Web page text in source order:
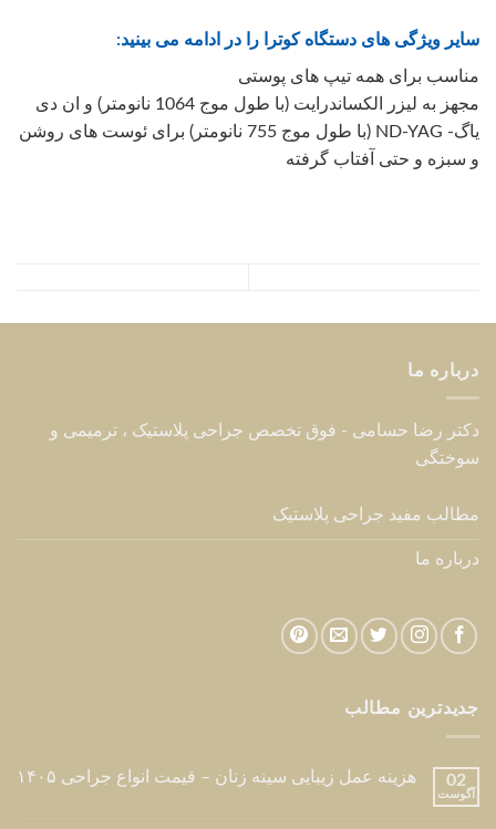
سایر ویژگی های دستگاه کوترا را در ادامه می بینید:
مناسب برای همه تیپ های پوستی
مجهز به لیزر الکساندرایت (با طول موج 1064 نانومتر) و ان دی
یاگ- ND-YAG (با طول موج 755 نانومتر) برای ئوست های روشن
و سبزه و حتی آفتاب گرفته
درباره ما
دکتر رضا حسامی - فوق تخصص جراحی پلاستیک ، ترمیمی و
سوختگی
مطالب مفید جراحی پلاستیک
درباره ما
جدیدترین مطالب
02
آگوست
هزینه عمل زیبایی سینه زنان – قیمت انواع جراحی ۱۴۰۵